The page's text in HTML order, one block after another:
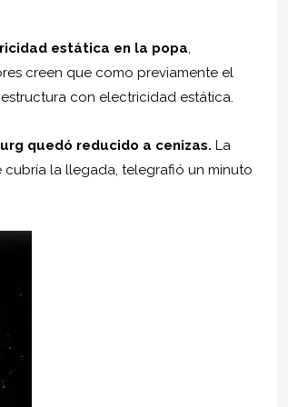
estática en la popa,
creen que como previamente el
con electricidad estática.
quedó reducido a cenizas. La
cubría la llegada, telegrafió un minuto